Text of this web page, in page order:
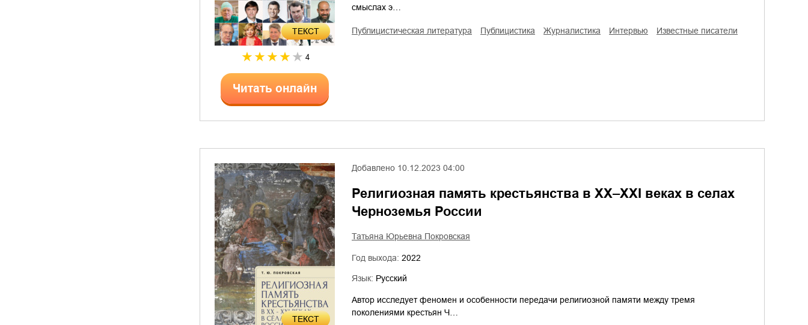
ТЕКСТ
4
Читать онлайн
смыслах э…
публицистическая литература публицистика журналистика интервью известные писатели
ТЕКСТ
Добавлено 10.12.2023 04:00
Религиозная память крестьянства в XX–XXI веках в селах
Черноземья России
Татьяна Юрьевна Покровская
Год выхода: 2022
Язык: Русский
Автор исследует феномен и особенности передачи религиозной памяти между тремя
поколениями крестьян Ч…